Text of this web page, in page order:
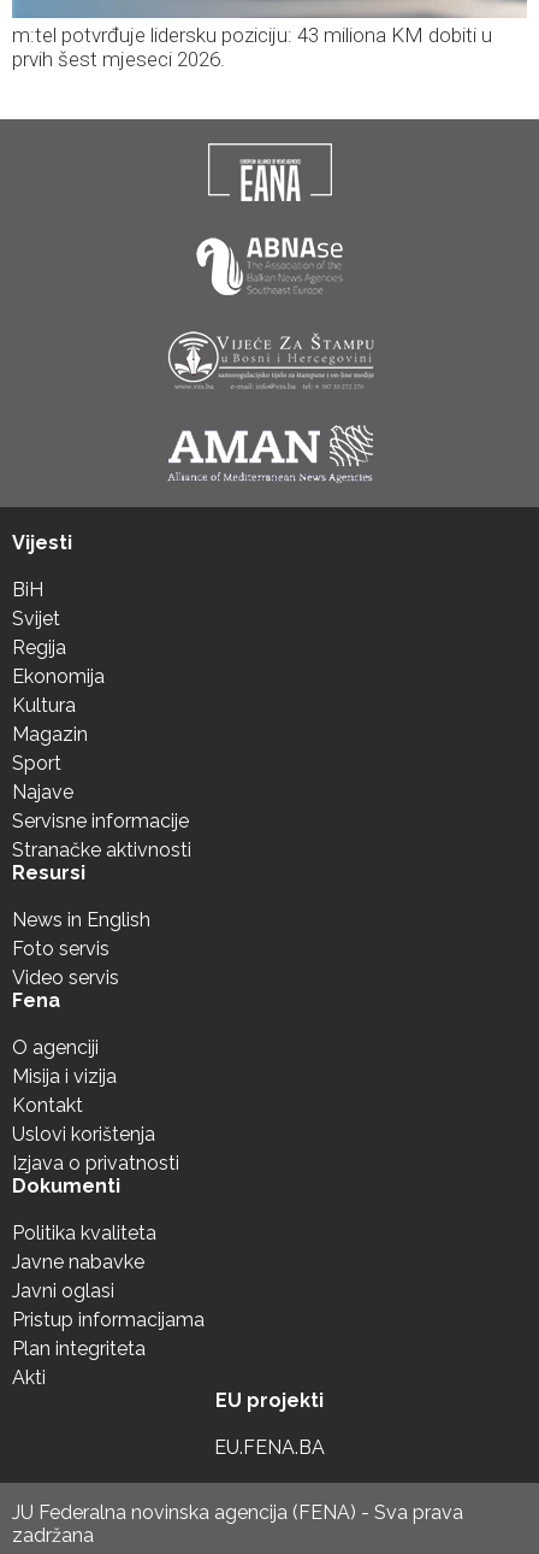
m:tel potvrđuje lidersku poziciju: 43 miliona KM dobiti u
prvih šest mjeseci 2026.
Vijesti
BiH
Svijet
Regija
Ekonomija
Kultura
Magazin
Sport
Najave
Servisne informacije
Stranačke aktivnosti
Resursi
News in English
Foto servis
Video servis
Fena
O agenciji
Misija i vizija
Kontakt
Uslovi korištenja
Izjava o privatnosti
Dokumenti
Politika kvaliteta
Javne nabavke
Javni oglasi
Pristup informacijama
Plan integriteta
Akti
EU projekti
EU.FENA.BA
JU Federalna novinska agencija (FENA) - Sva prava
zadržana